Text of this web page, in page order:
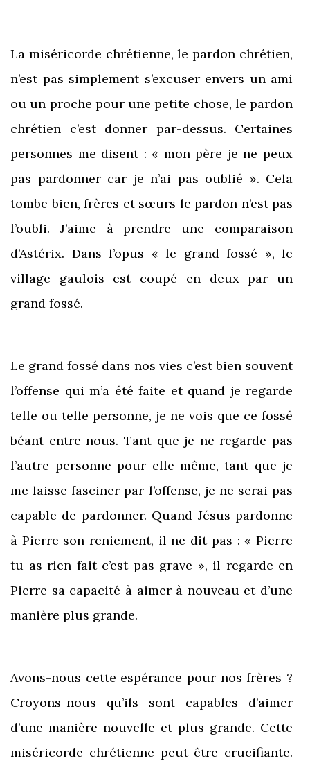
La miséricorde chrétienne, le pardon chrétien,
n’est pas simplement s’excuser envers un ami
ou un proche pour une petite chose, le pardon
chrétien c’est donner par-dessus. Certaines
personnes me disent : « mon père je ne peux
pas pardonner car je n’ai pas oublié ». Cela
tombe bien, frères et sœurs le pardon n’est pas
l’oubli. J’aime à prendre une comparaison
d’Astérix. Dans l’opus « le grand fossé », le
village gaulois est coupé en deux par un
grand fossé.
Le grand fossé dans nos vies c’est bien souvent
l’offense qui m’a été faite et quand je regarde
telle ou telle personne, je ne vois que ce fossé
béant entre nous. Tant que je ne regarde pas
l’autre personne pour elle-même, tant que je
me laisse fasciner par l’offense, je ne serai pas
capable de pardonner. Quand Jésus pardonne
à Pierre son reniement, il ne dit pas : « Pierre
tu as rien fait c’est pas grave », il regarde en
Pierre sa capacité à aimer à nouveau et d’une
manière plus grande.
Avons-nous cette espérance pour nos frères ?
Croyons-nous qu’ils sont capables d’aimer
d’une manière nouvelle et plus grande. Cette
miséricorde chrétienne peut être crucifiante.